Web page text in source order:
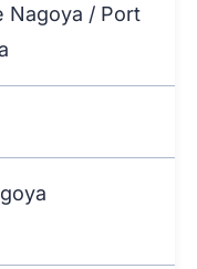
Nagoya / Port